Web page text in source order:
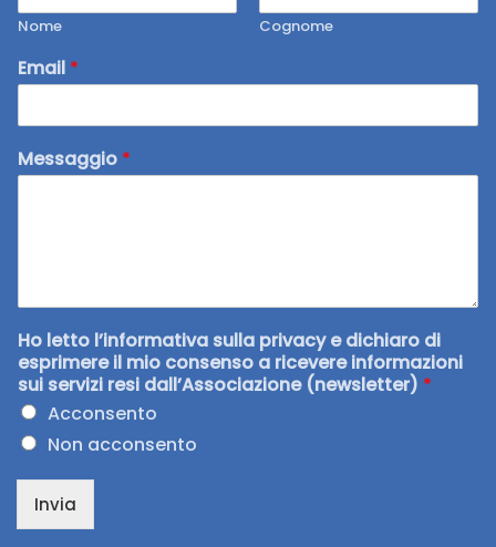
Nome Cognome
Email *
Messaggio *
Ho letto l’informativa sulla privacy e dichiaro di
esprimere il mio consenso a ricevere informazioni
sui servizi resi dall’Associazione (newsletter) *
Acconsento
Non acconsento
Invia